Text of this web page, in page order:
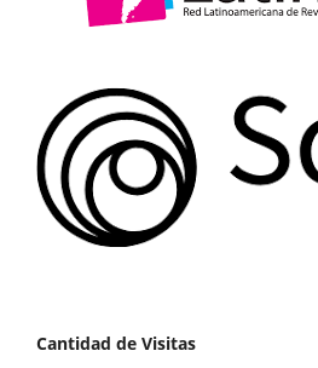
Cantidad de Visitas